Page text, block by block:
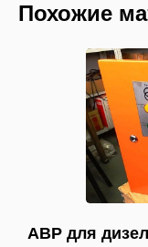
Похожие
АВР для